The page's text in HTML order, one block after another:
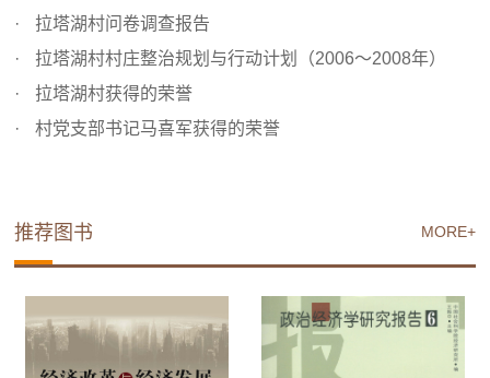
拉塔湖村问卷调查报告
拉塔湖村村庄整治规划与行动计划（2006～2008年）
拉塔湖村获得的荣誉
村党支部书记马喜军获得的荣誉
MORE+
推荐图书